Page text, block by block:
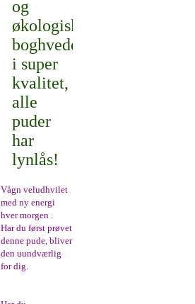
og
økologiske
boghvedeskaller
i super
kvalitet,
alle
puder
har
lynlås!
Vågn veludhvilet
med ny energi
hver morgen .
Har du først prøvet
denne pude, bliver
den uundværlig
for dig.